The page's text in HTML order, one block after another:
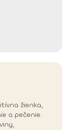
žienka,
a pečenie.